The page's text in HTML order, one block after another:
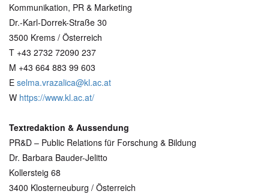
Kommunikation, PR & Marketing
Dr.-Karl-Dorrek-Straße 30
3500 Krems / Österreich
T +43 2732 72090 237
M +43 664 883 99 603
E selma.vrazalica@kl.ac.at
W https://www.kl.ac.at/
Textredaktion & Aussendung
PR&D – Public Relations für Forschung & Bildung
Dr. Barbara Bauder-Jelitto
Kollersteig 68
3400 Klosterneuburg / Österreich